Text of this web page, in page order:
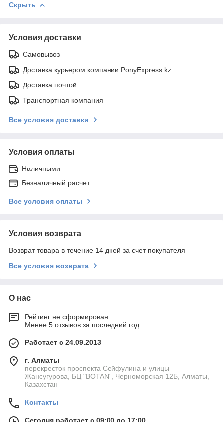
Скрыть
Условия доставки
Самовывоз
Доставка курьером компании PonyExpress.kz
Доставка почтой
Транспортная компания
Все условия доставки
Условия оплаты
Наличными
Безналичный расчет
Все условия оплаты
Условия возврата
Возврат товара в течение 14 дней за счет покупателя
Все условия возврата
О нас
Рейтинг не сформирован
Менее 5 отзывов за последний год
Работает с 24.09.2013
г. Алматы
перекресток проспекта Сейфулина и улицы
Жансугурова, БЦ "BOTAN", Черноморская 12Б, Алматы,
Казахстан
Контакты
Сегодня работает с 09:00 до 17:00